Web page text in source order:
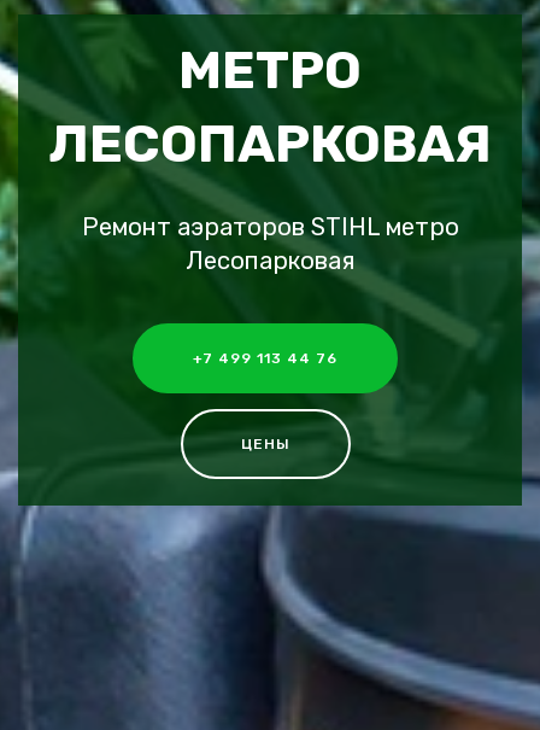
МЕТРО
ЛЕСОПАРКОВАЯ
Ремонт аэраторов STIHL метро
Лесопарковая
+7 499 113 44 76
ЦЕНЫ